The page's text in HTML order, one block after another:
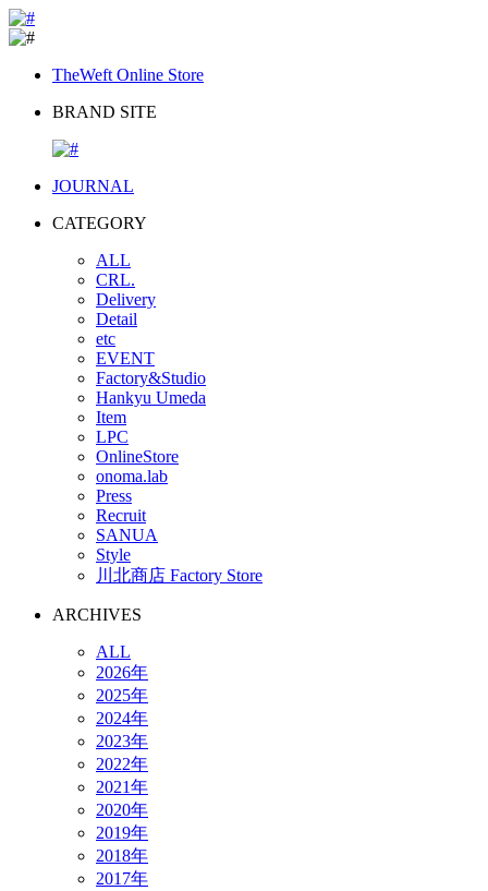
TheWeft Online Store
BRAND SITE
JOURNAL
CATEGORY
ALL
CRL.
Delivery
Detail
etc
EVENT
Factory&Studio
Hankyu Umeda
Item
LPC
OnlineStore
onoma.lab
Press
Recruit
SANUA
Style
川北商店 Factory Store
ARCHIVES
ALL
2026年
2025年
2024年
2023年
2022年
2021年
2020年
2019年
2018年
2017年